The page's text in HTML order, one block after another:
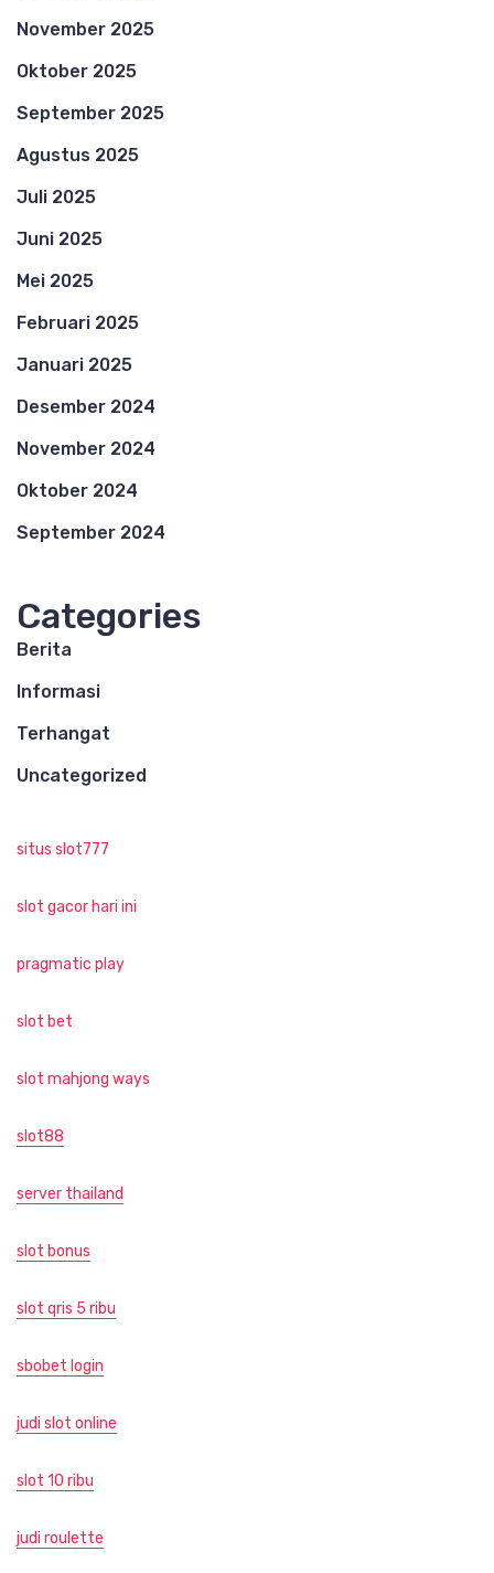
November 2025
Oktober 2025
September 2025
Agustus 2025
Juli 2025
Juni 2025
Mei 2025
Februari 2025
Januari 2025
Desember 2024
November 2024
Oktober 2024
September 2024
Categories
Berita
Informasi
Terhangat
Uncategorized
situs slot777
slot gacor hari ini
pragmatic play
slot bet
slot mahjong ways
slot88
server thailand
slot bonus
slot qris 5 ribu
sbobet login
judi slot online
slot 10 ribu
judi roulette